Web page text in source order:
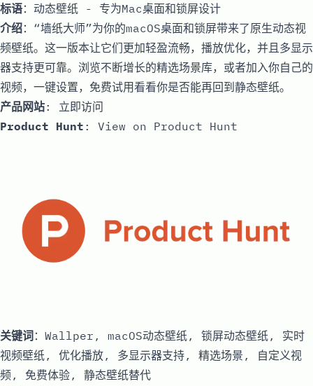
标语：动态壁纸 - 专为Mac桌面和锁屏设计
介绍：“墙纸大师”为你的macOS桌面和锁屏带来了原生动态视
频壁纸。这一版本让它们更加轻盈流畅，播放优化，并且多显示
器支持更可靠。浏览不断增长的精选场景库，或者加入你自己的
视频，一键设置，免费试用看看你是否能再回到静态壁纸。
产品网站: 立即访问
Product Hunt : View on Product Hunt
关键词：Wallper, macOS动态壁纸, 锁屏动态壁纸, 实时
视频壁纸, 优化播放, 多显示器支持, 精选场景, 自定义视
频, 免费体验, 静态壁纸替代